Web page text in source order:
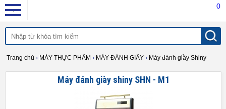
0
Trang chủ › MÁY THỰC PHẨM › MÁY ĐÁNH GIẦY › Máy đánh giầy Shiny
Máy đánh giày shiny SHN - M1